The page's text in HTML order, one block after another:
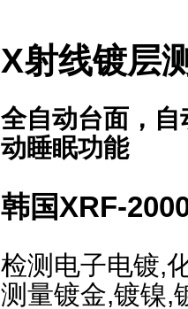
X射线镀层
全自动台面，
动睡眠功能
韩国XRF-
检测电子电镀,
测量镀金,镀镍,